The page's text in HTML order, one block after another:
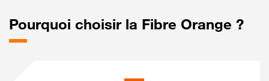
Pourquoi choisir la Fibre Orange ?